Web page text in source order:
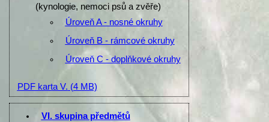
(kynologie, nemoci psů a zvěře)
Úroveň A - nosné okruhy
Úroveň B - rámcové okruhy
Úroveň C - doplňkové okruhy
PDF karta V. (4 MB)
VI. skupina předmětů